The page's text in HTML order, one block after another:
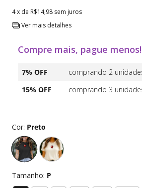
4x de R$14,98 sem juros
Ver mais detalhes
Compre mais, pague menos!
7% OFF
comprando 2
15% OFF
comprando 3
Cor: Preto
Tamanho: P